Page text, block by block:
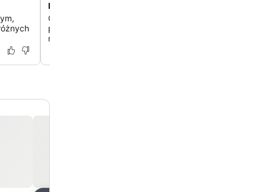
Minimalistyczny wystrój inspirowany wybrzeżem
Odkryj jasną, inspirowaną morzem estetykę w 209
pokojach, każdy z prywatnym tarasem lub balkonem z
naturę.